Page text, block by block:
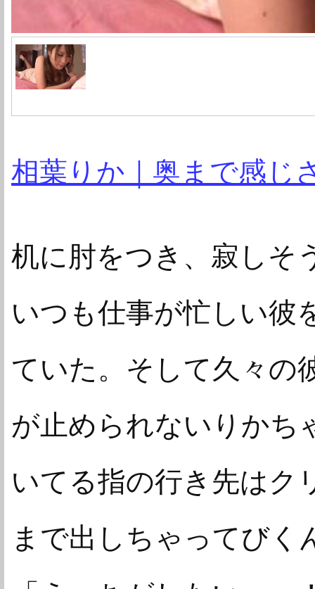
相葉りか｜奥まで感じ
机に肘をつき、寂しそ
いつも仕事が忙しい彼
ていた。そして久々の
が止められないりかち
いてる指の行き先はク
まで出しちゃってびく